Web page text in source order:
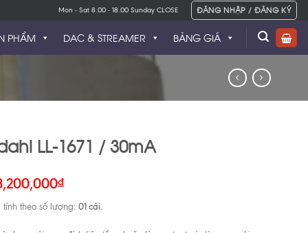
Mon - Sat 8.00 - 18.00 Sunday CLOSE ĐĂNG NHẬP / ĐĂNG KÝ
PHẨM BẢNG GIÁ
DAC & STREAMER
LL-1671 / 30mA
₫
theo số lượng: 01 cái.